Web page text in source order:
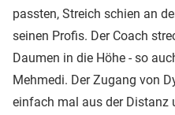
passten, Streich schien an
seinen Profis. Der Coach
Daumen in die Höhe - so
Mehmedi. Der Zugang von
einfach mal aus der Distanz